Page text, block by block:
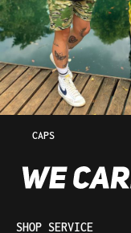
CAPS
SHOP SERVICE